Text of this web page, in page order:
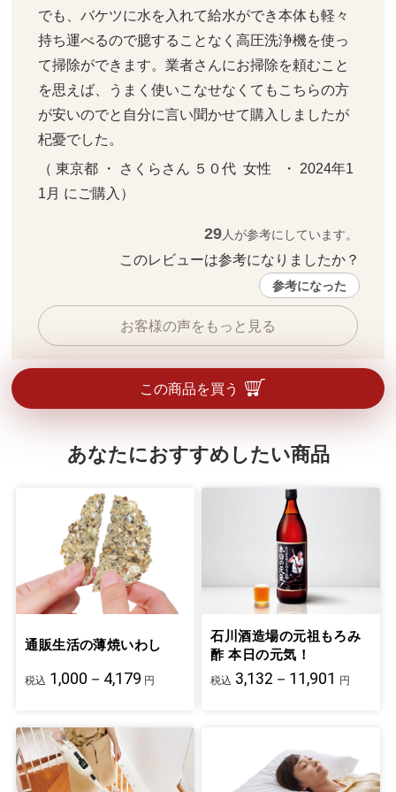
でも、バケツに水を入れて給水ができ本体も軽々
持ち運べるので臆することなく高圧洗浄機を使っ
て掃除ができます。業者さんにお掃除を頼むこと
を思えば、うまく使いこなせなくてもこちらの方
が安いのでと自分に言い聞かせて購入しましたが
杞憂でした。
（ 東京都 ・ さくらさん ５０代  女性   ・ 2024年1
1月 にご購入）
29人が参考にしています。
このレビューは参考になりましたか？
参考になった
お客様の声をもっと見る
この商品を買う
あなたにおすすめしたい商品
通販生活の薄焼いわし
税込 1,000－4,179 円
石川酒造場の元祖もろみ
酢 本日の元気！
税込 3,132－11,901 円